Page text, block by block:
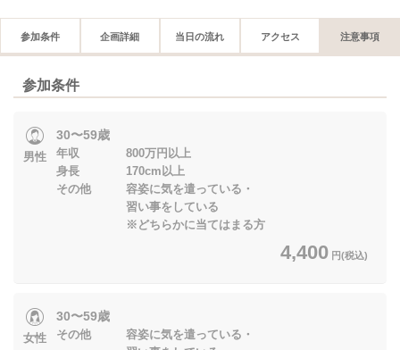
参加条件 企画詳細 当日の流れ アクセス 注意事項
参加条件
男性
30〜59歳
年収 800万円以上
身長 170cm以上
その他 容姿に気を遣っている・
習い事をしている
※どちらかに当てはまる方
4,400 円(税込)
女性
30〜59歳
その他 容姿に気を遣っている・